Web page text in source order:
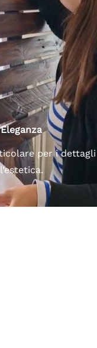
Eleganza
per i dettagli
l’estetica.